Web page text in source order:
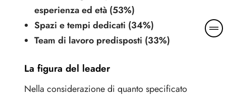
M
a
esperienza ed età (53%)
Spazi e tempi dedicati (34%)
Team di lavoro predisposti (33%)
La figura del leader
Nella considerazione di quanto specificato